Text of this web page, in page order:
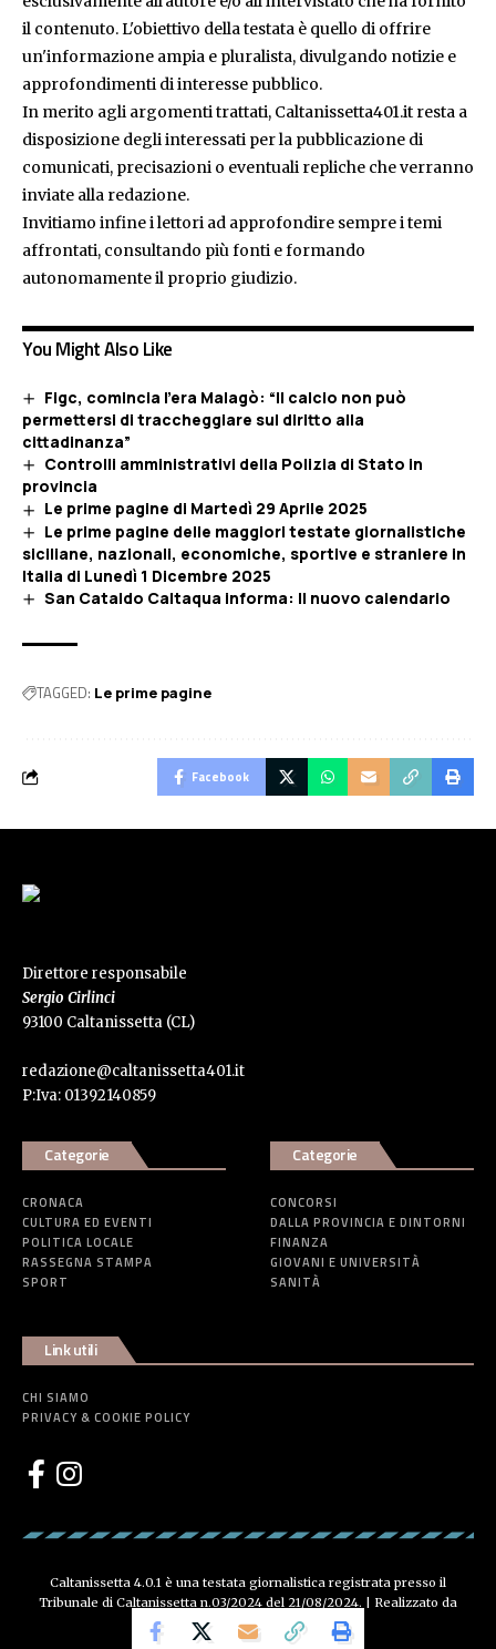
il contenuto. L'obiettivo della testata è quello di offrire
un'informazione ampia e pluralista, divulgando notizie e
approfondimenti di interesse pubblico.
In merito agli argomenti trattati, Caltanissetta401.it resta a
disposizione degli interessati per la pubblicazione di
comunicati, precisazioni o eventuali repliche che verranno
inviate alla redazione.
Invitiamo infine i lettori ad approfondire sempre i temi
affrontati, consultando più fonti e formando
autonomamente il proprio giudizio.
You Might Also Like
Figc, comincia l’era Malagò: “Il calcio non può
permettersi di traccheggiare sul diritto alla
cittadinanza”
Controlli amministrativi della Polizia di Stato in
provincia
Le prime pagine di Martedì 29 Aprile 2025
Le prime pagine delle maggiori testate giornalistiche
siciliane, nazionali, economiche, sportive e straniere in
Italia di Lunedì 1 Dicembre 2025
San Cataldo Caltaqua informa: Il nuovo calendario
TAGGED: Le prime pagine
Facebook
Direttore responsabile
Sergio Cirlinci
93100 Caltanissetta (CL)
redazione@caltanissetta401.it
P:Iva: 01392140859
Categorie
CRONACA
CULTURA ED EVENTI
POLITICA LOCALE
RASSEGNA STAMPA
SPORT
Categorie
CONCORSI
DALLA PROVINCIA E DINTORNI
FINANZA
GIOVANI E UNIVERSITÀ
SANITÀ
Link utili
CHI SIAMO
PRIVACY & COOKIE POLICY
Caltanissetta 4.0.1 è una testata giornalistica registrata presso il
Tribunale di Caltanissetta n.03/2024 del 21/08/2024. | Realizzato da
Creative Agency